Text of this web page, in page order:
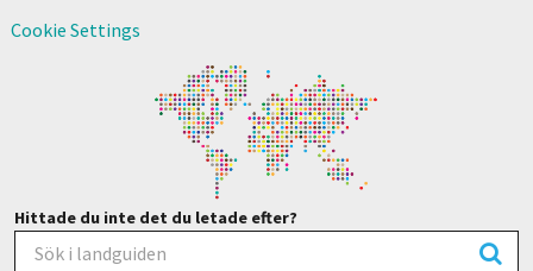
Cookie Settings
Hittade du inte det du letade efter?